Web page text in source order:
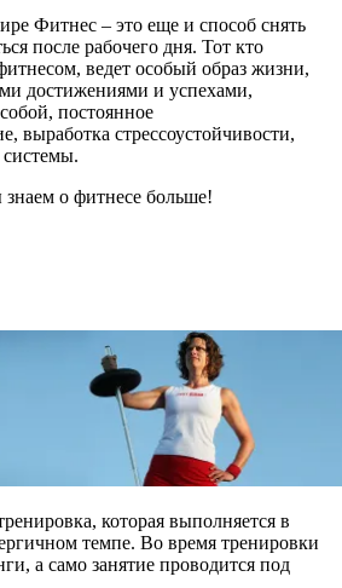
Фитнес – это еще и способ снять
после рабочего дня. Тот кто
ведет особый образ жизни,
достижениями и успехами,
постоянное
выработка стрессоустойчивости,
о фитнесе больше!
которая выполняется в
темпе. Во время тренировки
а само занятие проводится под